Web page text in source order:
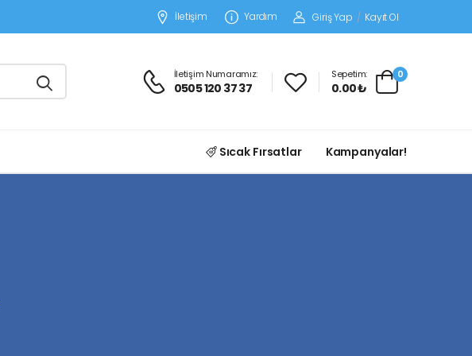
İletişim Yardım Giriş Yap / Kayıt Ol
İletişim Numaramız:
0505 120 37 37
Sepetim:
0.00 ₺
0
Sıcak Fırsatlar Kampanyalar!